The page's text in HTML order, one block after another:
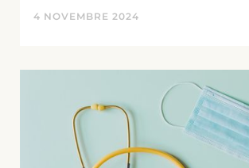
4 NOVEMBRE 2024